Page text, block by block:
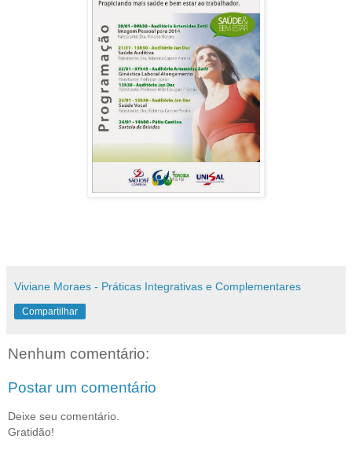
Viviane Moraes - Práticas Integrativas e Complementares
Compartilhar
Nenhum comentário:
Postar um comentário
Deixe seu comentário.
Gratidão!